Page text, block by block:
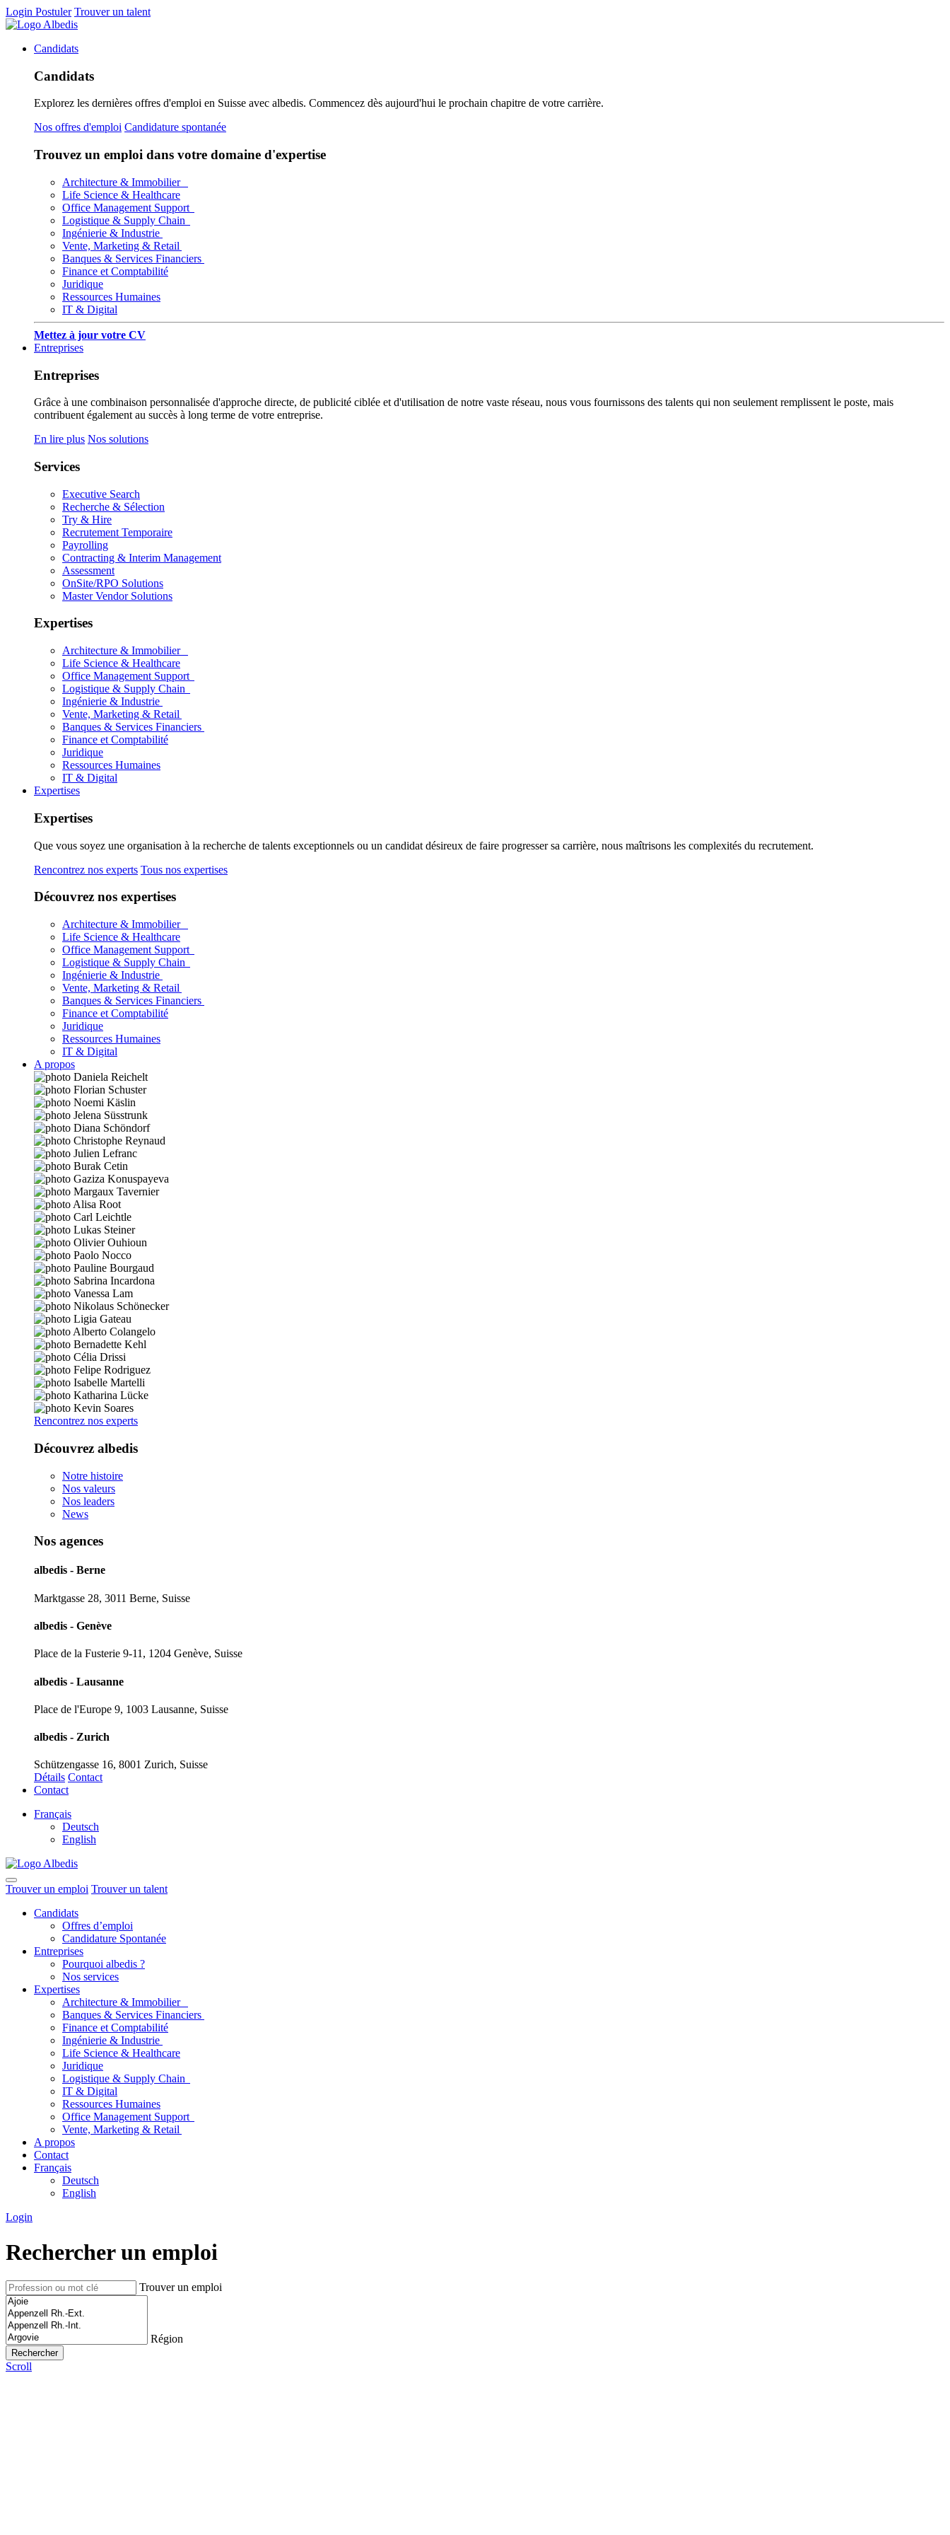
Login Postuler Trouver un talent
Candidats
Candidats
Explorez les dernières offres d'emploi en Suisse avec albedis. Commencez dès aujourd'hui le prochain chapitre de votre carrière.
Nos offres d'emploi Candidature spontanée
Trouvez un emploi dans votre domaine d'expertise
Architecture & Immobilier
Life Science & Healthcare
Office Management Support
Logistique & Supply Chain
Ingénierie & Industrie
Vente, Marketing & Retail
Banques & Services Financiers
Finance et Comptabilité
Juridique
Ressources Humaines
IT & Digital
Mettez à jour votre CV
Entreprises
Entreprises
Grâce à une combinaison personnalisée d'approche directe, de publicité ciblée et d'utilisation de notre vaste réseau, nous vous fournissons des talents qui non seulement remplissent le poste, mais
contribuent également au succès à long terme de votre entreprise.
En lire plus Nos solutions
Services
Executive Search
Recherche & Sélection
Try & Hire
Recrutement Temporaire
Payrolling
Contracting & Interim Management
Assessment
OnSite/RPO Solutions
Master Vendor Solutions
Expertises
Architecture & Immobilier
Life Science & Healthcare
Office Management Support
Logistique & Supply Chain
Ingénierie & Industrie
Vente, Marketing & Retail
Banques & Services Financiers
Finance et Comptabilité
Juridique
Ressources Humaines
IT & Digital
Expertises
Expertises
Que vous soyez une organisation à la recherche de talents exceptionnels ou un candidat désireux de faire progresser sa carrière, nous maîtrisons les complexités du recrutement.
Rencontrez nos experts Tous nos expertises
Découvrez nos expertises
Architecture & Immobilier
Life Science & Healthcare
Office Management Support
Logistique & Supply Chain
Ingénierie & Industrie
Vente, Marketing & Retail
Banques & Services Financiers
Finance et Comptabilité
Juridique
Ressources Humaines
IT & Digital
A propos
Rencontrez nos experts
Découvrez albedis
Notre histoire
Nos valeurs
Nos leaders
News
Nos agences
albedis - Berne
Marktgasse 28, 3011 Berne, Suisse
albedis - Genève
Place de la Fusterie 9-11, 1204 Genève, Suisse
albedis - Lausanne
Place de l'Europe 9, 1003 Lausanne, Suisse
albedis - Zurich
Schützengasse 16, 8001 Zurich, Suisse
Détails Contact
Contact
Français
Deutsch
English
Trouver un emploi Trouver un talent
Candidats
Offres d’emploi
Candidature Spontanée
Entreprises
Pourquoi albedis ?
Nos services
Expertises
Architecture & Immobilier
Banques & Services Financiers
Finance et Comptabilité
Ingénierie & Industrie
Life Science & Healthcare
Juridique
Logistique & Supply Chain
IT & Digital
Ressources Humaines
Office Management Support
Vente, Marketing & Retail
A propos
Contact
Français
Deutsch
English
Login
Rechercher un emploi
Trouver un emploi
Région
Scroll